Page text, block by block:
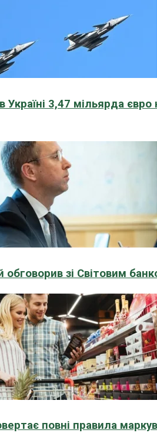
Україні 3,47 мільярда
обговорив зі Світовим
повні правила